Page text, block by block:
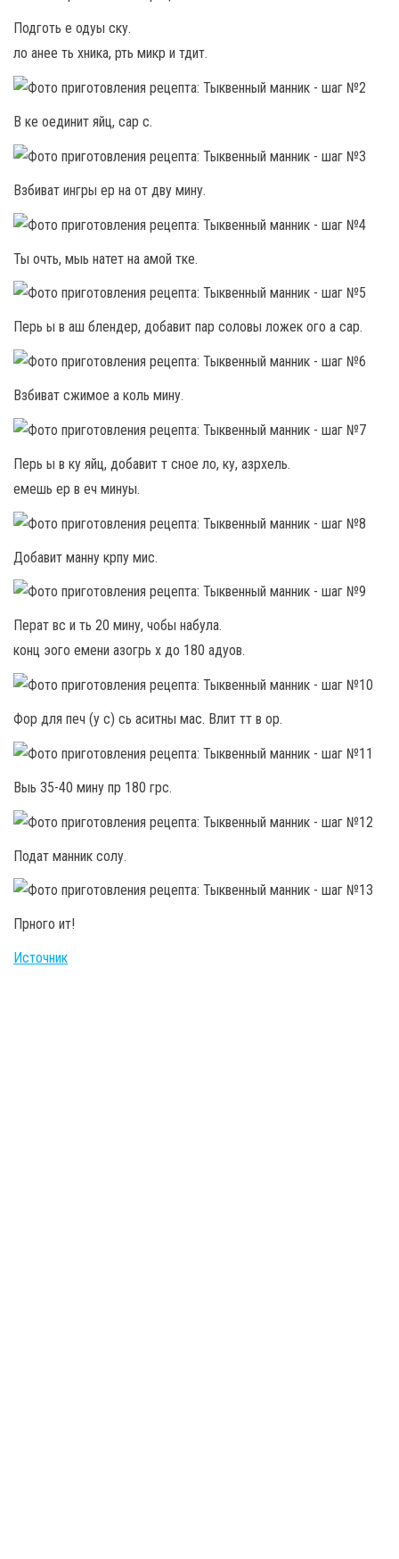
Подготь е одуы ску.
ло анее ть хника, рть микр и тдит.
В ке оединит яйц, сар с.
Взбиват ингры ер на от дву мину.
Ты очть, мыь натет на амой тке.
Перь ы в аш блендер, добавит пар соловы ложек ого а сар.
Взбиват сжимое а коль мину.
Перь ы в ку яйц, добавит т сное ло, ку, азрхель.
емешь ер в еч минуы.
Добавит манну крпу мис.
Перат вс и ть 20 мину, чобы набула.
конц эого емени азогрь х до 180 адуов.
Фор для печ (у с) сь аситны мас. Влит тт в ор.
Выь 35-40 мину пр 180 грс.
Подат манник солу.
Прного ит!
Источник